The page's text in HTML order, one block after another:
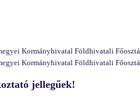
Kormányhivatal Földhivatali
Kormányhivatal Földhivatali
jellegűek!